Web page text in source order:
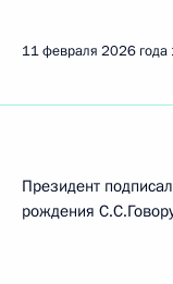
11 февраля 2026 года
Президент
рождения